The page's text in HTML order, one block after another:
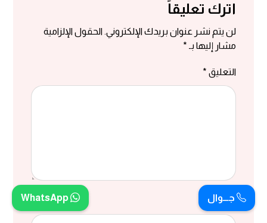
اترك تعليقاً
لن يتم نشر عنوان بريدك الإلكتروني. الحقول الإلزامية
مشار إليها بـ *
التعليق *
الاسم*جـــوال